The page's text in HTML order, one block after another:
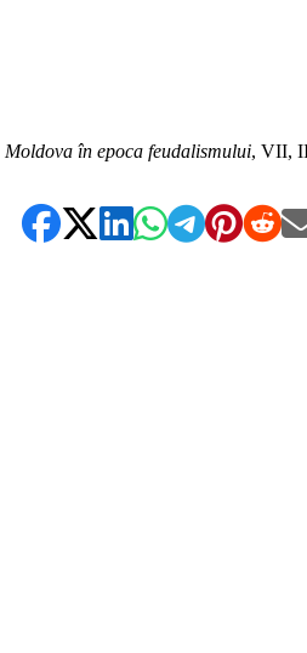
Moldova în epoca feudalismului, VII,